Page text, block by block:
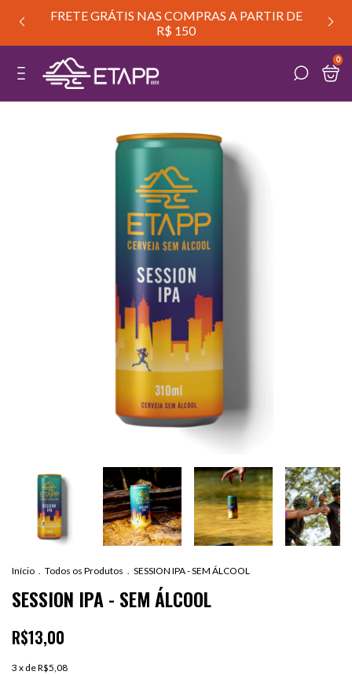
FRETE GRÁTIS NAS COMPRAS A PARTIR DE
R$ 150
0
Início . Todos os Produtos . SESSION IPA - SEM ÁLCOOL
SESSION IPA - SEM ÁLCOOL
R$13,00
3 x deR$5,08